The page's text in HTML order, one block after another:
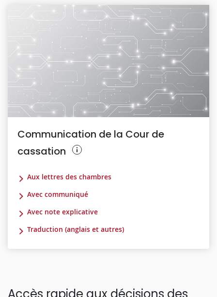
Communication de la Cour de
cassation
Aux lettres des chambres
Avec communiqué
Avec note explicative
Traduction (anglais et autres)
Accès rapide aux décisions des